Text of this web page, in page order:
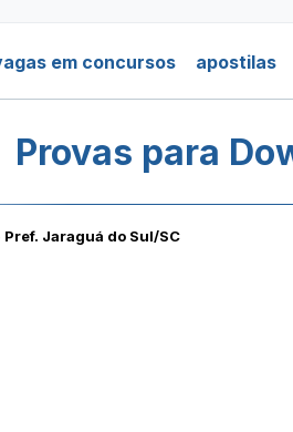
em concursos apostilas
Provas para
Jaraguá do Sul/SC